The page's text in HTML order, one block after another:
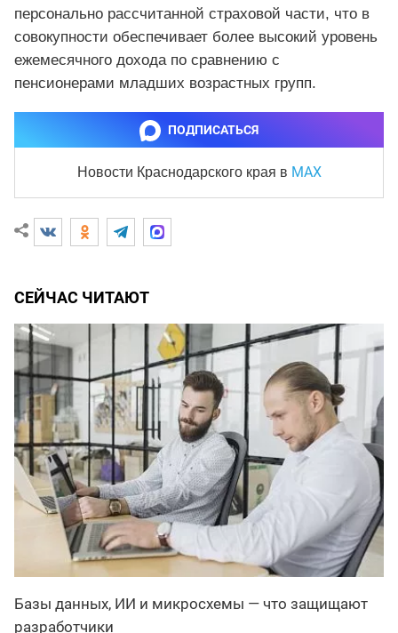
персонально рассчитанной страховой части, что в
совокупности обеспечивает более высокий уровень
ежемесячного дохода по сравнению с
пенсионерами младших возрастных групп.
ПОДПИСАТЬСЯ
Новости Краснодарского края в MAX
СЕЙЧАС ЧИТАЮТ
Базы данных, ИИ и микросхемы — что защищают
разработчики